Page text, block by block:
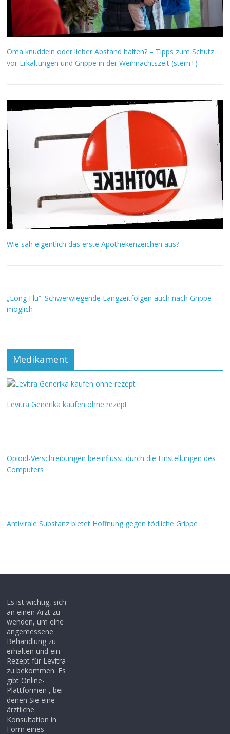
Oma knuddeln oder lieber Abstand halten? – Tipps zum Schutz
vor Erkältungen und Grippe in der Weihnachtszeit (stern+)
Wie sah eigentlich das erste Apothekenzeichen aus?
„Long Flu“: Schwerwiegende Langzeitfolgen auch nach Grippe
möglich
Medikament
Levitra Generika kaufen ohne rezept
Opioid-Verschreibungen beeinflusst durch die Einstellungen des
Computers
Antivirale Substanz bietet Hoffnung gegen tödliche Grippe
Es ist wichtig, sich
an einen Arzt zu
wenden, um eine
angemessene
Behandlung zu
erhalten und ein
Rezept für Levitra
zu bekommen. Es
gibt Online-
Plattformen , bei
denen Sie eine
ärztliche
Konsultation in
Form eines